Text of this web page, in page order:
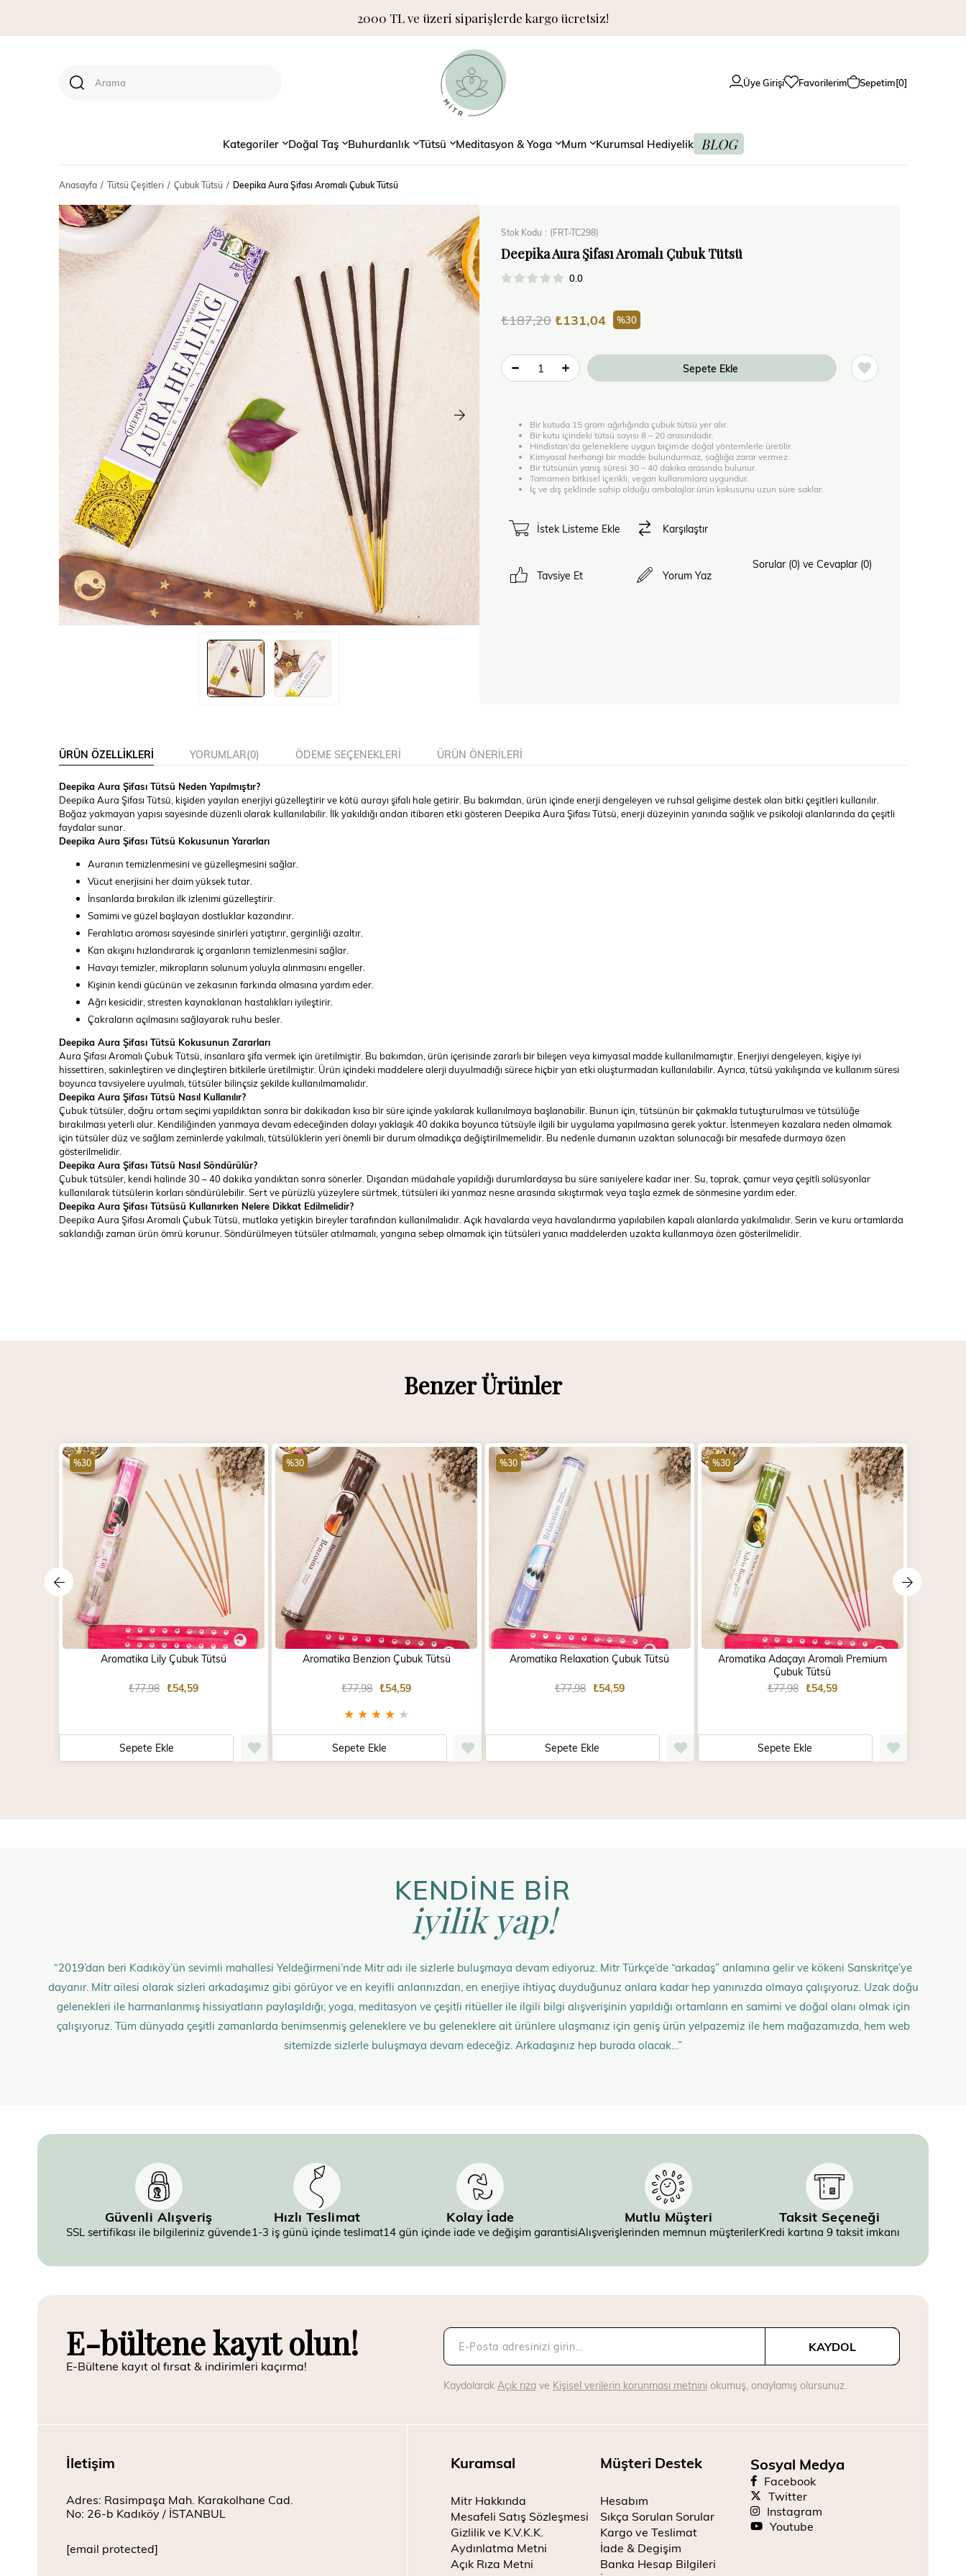
2000 TL ve üzeri siparişlerde kargo ücretsiz!
Üye Girişi Favorilerim Sepetim 0
Kategoriler Doğal Taş Buhurdanlık Tütsü Meditasyon & Yoga Mum Kurumsal Hediyelik BLOG
Anasayfa Tütsü Çeşitleri Çubuk Tütsü Deepika Aura Şifası Aromalı Çubuk Tütsü
Stok Kodu (FRT-TC298)
Deepika Aura Şifası Aromalı Çubuk Tütsü
0.0
₺187,20 ₺131,04 30
Bir kutuda 15 gram ağırlığında çubuk tütsü yer alır.
Bir kutu içindeki tütsü sayısı 8 – 20 arasındadır.
Hindistan’da geleneklere uygun biçimde doğal yöntemlerle üretilir.
Kimyasal herhangi bir madde bulundurmaz, sağlığa zarar vermez.
Bir tütsünün yanış süresi 30 – 40 dakika arasında bulunur.
Tamamen bitkisel içerikli, vegan kullanımlara uygundur.
İç ve dış şeklinde sahip olduğu ambalajlar ürün kokusunu uzun süre saklar.
İstek Listeme Ekle Karşılaştır
Tavsiye Et Yorum Yaz
Sorular (0) ve Cevaplar (0)
ÜRÜN ÖZELLIKLERI YORUMLAR(0) ÖDEME SEÇENEKLERI ÜRÜN ÖNERILERI
Deepika Aura Şifası Tütsü Neden Yapılmıştır?
Deepika Aura Şifası Tütsü, kişiden yayılan enerjiyi güzelleştirir ve kötü aurayı şifalı hale getirir. Bu bakımdan, ürün içinde enerji dengeleyen ve ruhsal gelişime destek olan bitki çeşitleri kullanılır.
Boğaz yakmayan yapısı sayesinde düzenli olarak kullanılabilir. İlk yakıldığı andan itibaren etki gösteren Deepika Aura Şifası Tütsü, enerji düzeyinin yanında sağlık ve psikoloji alanlarında da çeşitli
faydalar sunar.
Deepika Aura Şifası Tütsü Kokusunun Yararları
Auranın temizlenmesini ve güzelleşmesini sağlar.
Vücut enerjisini her daim yüksek tutar.
İnsanlarda bırakılan ilk izlenimi güzelleştirir.
Samimi ve güzel başlayan dostluklar kazandırır.
Ferahlatıcı aroması sayesinde sinirleri yatıştırır, gerginliği azaltır.
Kan akışını hızlandırarak iç organların temizlenmesini sağlar.
Havayı temizler, mikropların solunum yoluyla alınmasını engeller.
Kişinin kendi gücünün ve zekasının farkında olmasına yardım eder.
Ağrı kesicidir, stresten kaynaklanan hastalıkları iyileştirir.
Çakraların açılmasını sağlayarak ruhu besler.
Deepika Aura Şifası Tütsü Kokusunun Zararları
Aura Şifası Aromalı Çubuk Tütsü, insanlara şifa vermek için üretilmiştir. Bu bakımdan, ürün içerisinde zararlı bir bileşen veya kimyasal madde kullanılmamıştır. Enerjiyi dengeleyen, kişiye iyi
hissettiren, sakinleştiren ve dinçleştiren bitkilerle üretilmiştir. Ürün içindeki maddelere alerji duyulmadığı sürece hiçbir yan etki oluşturmadan kullanılabilir. Ayrıca, tütsü yakılışında ve kullanım süresi
boyunca tavsiyelere uyulmalı, tütsüler bilinçsiz şekilde kullanılmamalıdır.
Deepika Aura Şifası Tütsü Nasıl Kullanılır?
Çubuk tütsüler, doğru ortam seçimi yapıldıktan sonra bir dakikadan kısa bir süre içinde yakılarak kullanılmaya başlanabilir. Bunun için, tütsünün bir çakmakla tutuşturulması ve tütsülüğe
bırakılması yeterli olur. Kendiliğinden yanmaya devam edeceğinden dolayı yaklaşık 40 dakika boyunca tütsüyle ilgili bir uygulama yapılmasına gerek yoktur. İstenmeyen kazalara neden olmamak
için tütsüler düz ve sağlam zeminlerde yakılmalı, tütsülüklerin yeri önemli bir durum olmadıkça değiştirilmemelidir. Bu nedenle dumanın uzaktan solunacağı bir mesafede durmaya özen
gösterilmelidir.
Deepika Aura Şifası Tütsü Nasıl Söndürülür?
Çubuk tütsüler, kendi halinde 30 – 40 dakika yandıktan sonra sönerler. Dışarıdan müdahale yapıldığı durumlardaysa bu süre saniyelere kadar iner. Su, toprak, çamur veya çeşitli solüsyonlar
kullanılarak tütsülerin korları söndürülebilir. Sert ve pürüzlü yüzeylere sürtmek, tütsüleri iki yanmaz nesne arasında sıkıştırmak veya taşla ezmek de sönmesine yardım eder.
Deepika Aura Şifası Tütsüsü Kullanırken Nelere Dikkat Edilmelidir?
Deepika Aura Şifası Aromalı Çubuk Tütsü, mutlaka yetişkin bireyler tarafından kullanılmalıdır. Açık havalarda veya havalandırma yapılabilen kapalı alanlarda yakılmalıdır. Serin ve kuru ortamlarda
saklandığı zaman ürün ömrü korunur. Söndürülmeyen tütsüler atılmamalı, yangına sebep olmamak için tütsüleri yanıcı maddelerden uzakta kullanmaya özen gösterilmelidir.
Benzer Ürünler
Aromatika Lily Çubuk Tütsü
₺54,59
₺77,98
Sepete Ekle
%30
Aromatika Benzion Çubuk Tütsü
★ ★ ★ ★ ★
₺54,59
₺77,98
Sepete Ekle
%30
Aromatika Relaxation Çubuk Tütsü
₺54,59
₺77,98
Sepete Ekle
%30
Aromatika Adaçayı Aromalı Premium
Çubuk Tütsü
₺54,59
₺77,98
Sepete Ekle
%30
KENDİNE BİR
iyilik yap!
“2019’dan beri Kadıköy’ün sevimli mahallesi Yeldeğirmeni’nde Mitr adı ile sizlerle buluşmaya devam ediyoruz. Mitr Türkçe’de “arkadaş” anlamına gelir ve kökeni Sanskritçe’ye
dayanır. Mitr ailesi olarak sizleri arkadaşımız gibi görüyor ve en keyifli anlarınızdan, en enerjiye ihtiyaç duyduğunuz anlara kadar hep yanınızda olmaya çalışıyoruz. Uzak doğu
gelenekleri ile harmanlanmış hissiyatların paylaşıldığı; yoga, meditasyon ve çeşitli ritüeller ile ilgili bilgi alışverişinin yapıldığı ortamların en samimi ve doğal olanı olmak için
çalışıyoruz. Tüm dünyada çeşitli zamanlarda benimsenmiş geleneklere ve bu geleneklere ait ürünlere ulaşmanız için geniş ürün yelpazemiz ile hem mağazamızda, hem web
sitemizde sizlerle buluşmaya devam edeceğiz. Arkadaşınız hep burada olacak…”
Güvenli Alışveriş
SSL sertifikası ile bilgileriniz güvende
Hızlı Teslimat
1-3 iş günü içinde teslimat
Kolay İade
14 gün içinde iade ve değişim garantisi
Mutlu Müşteri
Alışverişlerinden memnun müşteriler
Taksit Seçeneği
Kredi kartına 9 taksit imkanı
E-bültene kayıt olun!
E-Bültene kayıt ol fırsat & indirimleri kaçırma!
KAYDOL
Kaydolarak Açık rıza ve Kişisel verilerin korunması metnini okumuş, onaylamış olursunuz.
İletişim
Adres: Rasimpaşa Mah. Karakolhane Cad.
No: 26-b Kadıköy / İSTANBUL
[email protected]
Kuramsal
Mitr Hakkında
Mesafeli Satış Sözleşmesi
Gizlilik ve K.V.K.K.
Aydınlatma Metni
Açık Rıza Metni
Müşteri Destek
Hesabım
Sıkça Sorulan Sorular
Kargo ve Teslimat
İade & Degişim
Banka Hesap Bilgileri
Sosyal Medya
Facebook
Twitter
Instagram
Youtube